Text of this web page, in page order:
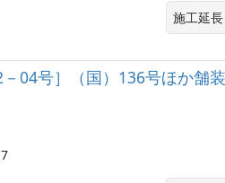
施工延
04号］（国）136号ほか舗